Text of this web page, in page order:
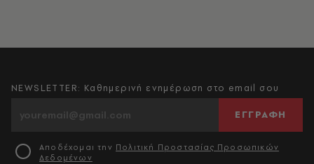
NEWSLETTER: Καθημερινή ενημέρωση στο email σου
ΕΓΓΡΑΦΗ
Αποδέχομαι την Πολιτική Προστασίας Προσωπικών
Δεδομένων